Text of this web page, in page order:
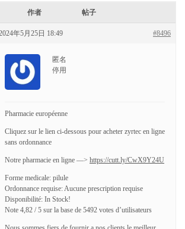
作者 帖子
年5月25日 18:49 #8496
匿名
停用
Pharmacie européenne
Cliquez sur le lien ci-dessous pour acheter zyrtec en ligne
sans ordonnance
Notre pharmacie en ligne —> https://cutt.ly/CwX9Y24U
Forme medicale: pilule
Ordonnance requise: Aucune prescription requise
Disponibilité: In Stock!
Note 4,82 / 5 sur la base de 5492 votes d’utilisateurs